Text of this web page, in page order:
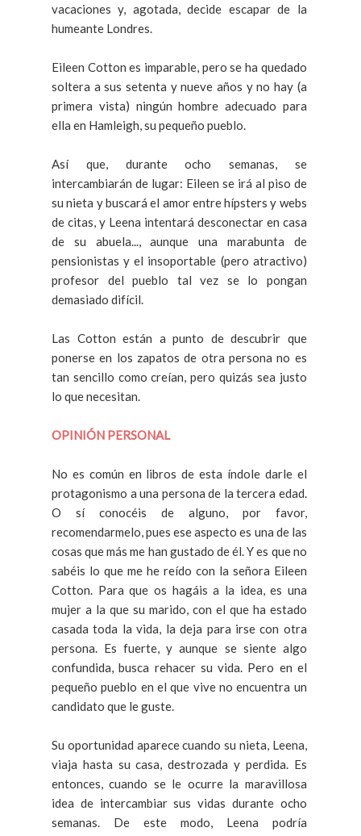
vacaciones y, agotada, decide escapar de la
humeante Londres.
Eileen Cotton es imparable, pero se ha quedado
soltera a sus setenta y nueve años y no hay (a
primera vista) ningún hombre adecuado para
ella en Hamleigh, su pequeño pueblo.
Así que, durante ocho semanas, se
intercambiarán de lugar: Eileen se irá al piso de
su nieta y buscará el amor entre hípsters y webs
de citas, y Leena intentará desconectar en casa
de su abuela..., aunque una marabunta de
pensionistas y el insoportable (pero atractivo)
profesor del pueblo tal vez se lo pongan
demasiado difícil.
Las Cotton están a punto de descubrir que
ponerse en los zapatos de otra persona no es
tan sencillo como creían, pero quizás sea justo
lo que necesitan.
OPINIÓN PERSONAL
No es común en libros de esta índole darle el
protagonismo a una persona de la tercera edad.
O sí conocéis de alguno, por favor,
recomendarmelo, pues ese aspecto es una de las
cosas que más me han gustado de él. Y es que no
sabéis lo que me he reído con la señora Eileen
Cotton. Para que os hagáis a la idea, es una
mujer a la que su marido, con el que ha estado
casada toda la vida, la deja para irse con otra
persona. Es fuerte, y aunque se siente algo
confundida, busca rehacer su vida. Pero en el
pequeño pueblo en el que vive no encuentra un
candidato que le guste.
Su oportunidad aparece cuando su nieta, Leena,
viaja hasta su casa, destrozada y perdida. Es
entonces, cuando se le ocurre la maravillosa
idea de intercambiar sus vidas durante ocho
semanas. De este modo, Leena podría